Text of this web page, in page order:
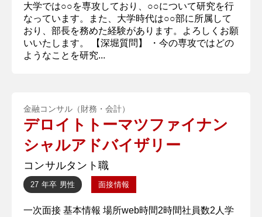
大学では○○を専攻しており、○○について研究を行
なっています。また、大学時代は○○部に所属して
おり、部長を務めた経験があります。よろしくお願
いいたします。 【深堀質問】 ・今の専攻ではどの
ようなことを研究...
金融コンサル（財務・会計）
デロイトトーマツファイナン
シャルアドバイザリー
コンサルタント職
27 年卒 男性 面接情報
一次面接 基本情報 場所web時間2時間社員数2人学